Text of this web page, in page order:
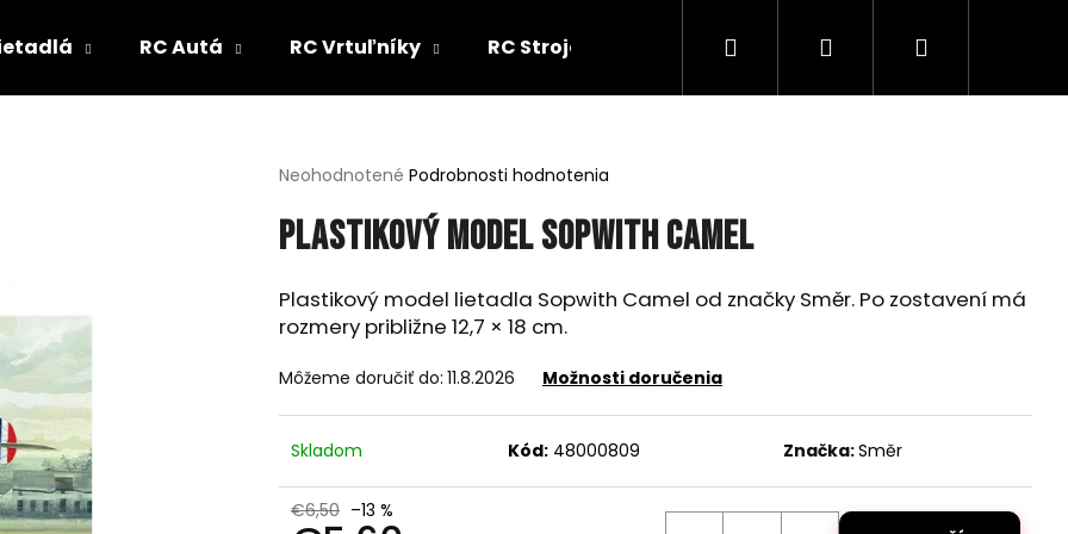
RC Autá RC Vrtuľníky RC Stroje RC Tanky Lode RC Roboty
Hľadať PrihlásenieNákupný
Priemerné
produktu
je
z
5
hviezdičiek.
Neohodnotené Podrobnosti hodnotenia
Plastikový model Sopwith Camel
Plastikový model lietadla Sopwith Camel od značky Směr. Po zostavení má
rozmery približne 12,7 × 18 cm.
Môžeme doručiť do: 11.8.2026 Možnosti doručenia
Skladom Kód: 48000809 Značka:Směr
€6,50 –13 %
HĽADAŤ